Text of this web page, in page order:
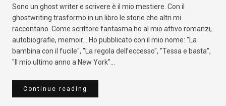
Sono un ghost writer e scrivere è il mio mestiere. Con il
ghostwriting trasformo in un libro le storie che altri mi
raccontano. Come scrittore fantasma ho al mio attivo romanzi,
autobiografie, memoir... Ho pubblicato con il mio nome: "La
bambina con il fucile", "La regola dell’eccesso", "Tessa e basta",
"Il mio ultimo anno a New York"...
Continue reading